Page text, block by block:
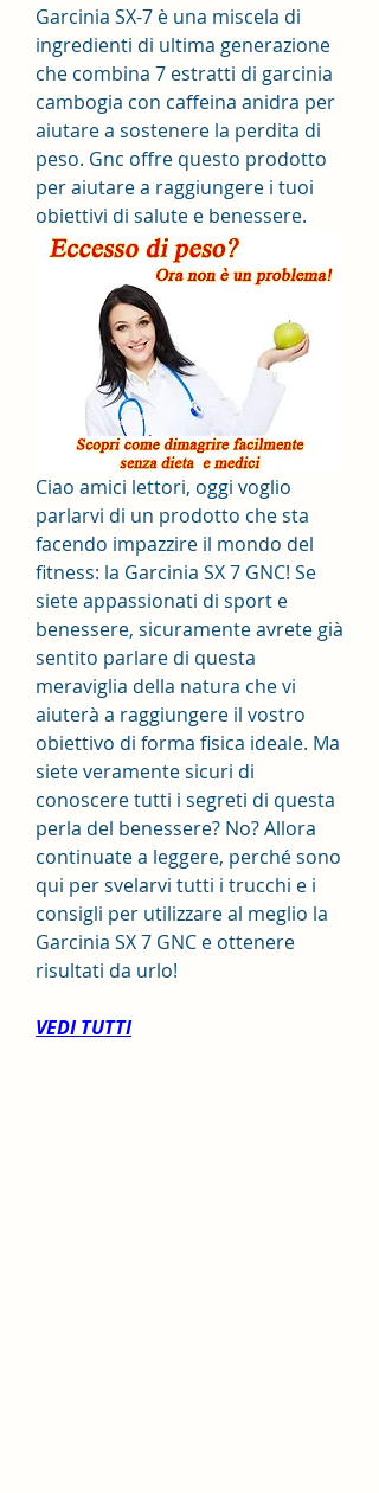
Garcinia SX-7 è una miscela di
ingredienti di ultima generazione
che combina 7 estratti di garcinia
cambogia con caffeina anidra per
aiutare a sostenere la perdita di
peso. Gnc offre questo prodotto
per aiutare a raggiungere i tuoi
obiettivi di salute e benessere.
Ciao amici lettori, oggi voglio
parlarvi di un prodotto che sta
facendo impazzire il mondo del
fitness: la Garcinia SX 7 GNC! Se
siete appassionati di sport e
benessere, sicuramente avrete già
sentito parlare di questa
meraviglia della natura che vi
aiuterà a raggiungere il vostro
obiettivo di forma fisica ideale. Ma
siete veramente sicuri di
conoscere tutti i segreti di questa
perla del benessere? No? Allora
continuate a leggere, perché sono
qui per svelarvi tutti i trucchi e i
consigli per utilizzare al meglio la
Garcinia SX 7 GNC e ottenere
risultati da urlo!
VEDI TUTTI